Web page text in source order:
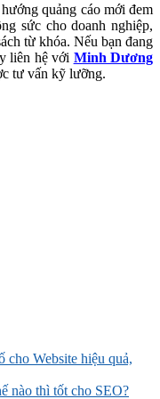
quảng cáo mới đem
sức cho doanh nghiệp,
từ khóa. Nếu bạn đang
liên hệ với Minh Dương
tư vấn kỹ lưỡng.
cho Website hiệu quả,
nào thì tốt cho SEO?